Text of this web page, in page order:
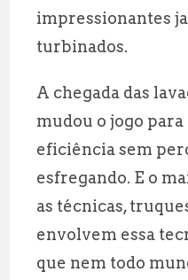
impressionantes
turbinados.
A chegada das
mudou o jogo
eficiência sem
esfregando. E o
as técnicas,
envolvem essa
que nem todo